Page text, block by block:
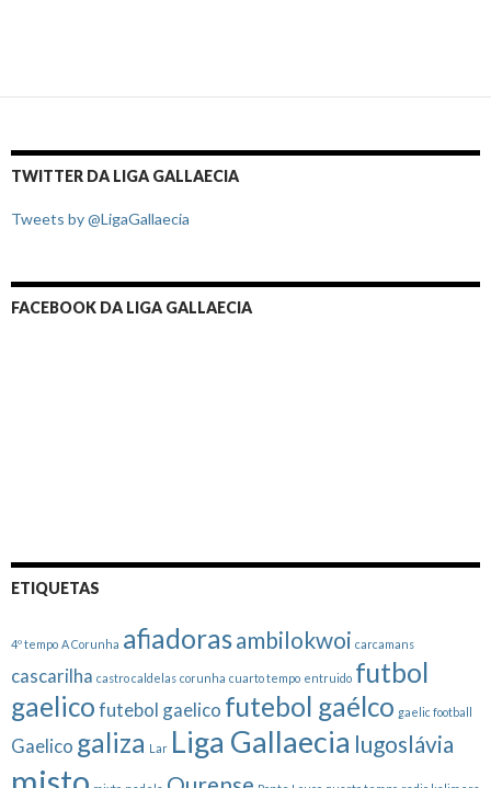
TWITTER DA LIGA GALLAECIA
Tweets by @LigaGallaecia
FACEBOOK DA LIGA GALLAECIA
ETIQUETAS
4º tempo A Corunha afiadorasambilokwoi carcamans
cascarilha castro caldelas corunha cuarto tempo entruido futbol
gaelicofutebol gaelico futebol gaélco gaelic football
Gaelico galiza Lar Liga Gallaecia lugoslávia